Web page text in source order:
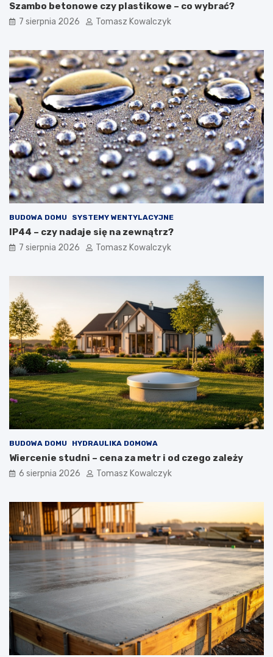
Szambo betonowe czy plastikowe – co wybrać?
7 sierpnia 2026 Tomasz Kowalczyk
BUDOWA DOMU SYSTEMY WENTYLACYJNE
IP44 – czy nadaje się na zewnątrz?
7 sierpnia 2026 Tomasz Kowalczyk
BUDOWA DOMU HYDRAULIKA DOMOWA
Wiercenie studni – cena za metr i od czego zależy
6 sierpnia 2026 Tomasz Kowalczyk